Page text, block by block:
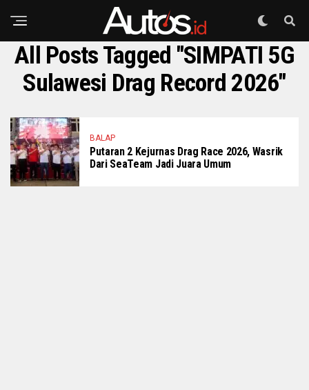
All Posts Tagged "SIMPATI 5G
Sulawesi Drag Record 2026"
BALAP
Putaran 2 Kejurnas Drag Race 2026, Wasrik
Dari SeaTeam Jadi Juara Umum